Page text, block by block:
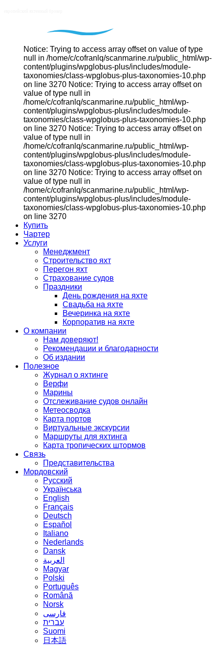
Notice: Trying to access array offset on value of type
null in /home/c/cofranlq/scanmarine.ru/public_html/wp-
content/plugins/wpglobus-plus/includes/module-
taxonomies/class-wpglobus-plus-taxonomies-10.php
on line 3270 Notice: Trying to access array offset on
value of type null in
/home/c/cofranlq/scanmarine.ru/public_html/wp-
content/plugins/wpglobus-plus/includes/module-
taxonomies/class-wpglobus-plus-taxonomies-10.php
on line 3270 Notice: Trying to access array offset on
value of type null in
/home/c/cofranlq/scanmarine.ru/public_html/wp-
content/plugins/wpglobus-plus/includes/module-
taxonomies/class-wpglobus-plus-taxonomies-10.php
on line 3270 Notice: Trying to access array offset on
value of type null in
/home/c/cofranlq/scanmarine.ru/public_html/wp-
content/plugins/wpglobus-plus/includes/module-
taxonomies/class-wpglobus-plus-taxonomies-10.php
on line 3270
Купить
Чартер
Услуги
Менеджмент
Строительство яхт
Перегон яхт
Страхование судов
Праздники
День рождения на яхте
Свадьба на яхте
Вечеринка на яхте
Корпоратив на яхте
О компании
Нам доверяют!
Рекомендации и благодарности
Об издании
Полезное
Журнал о яхтинге
Верфи
Марины
Отслеживание судов онлайн
Метеосводка
Карта портов
Виртуальные экскурсии
Маршруты для яхтинга
Карта тропических штормов
Связь
Представительства
Мордовский
Русский
Українська
English
Français
Deutsch
Español
Italiano
Nederlands
Dansk
العربية
Magyar
Polski
Português
Română
Norsk
فارسی
עברית
Suomi
日本語